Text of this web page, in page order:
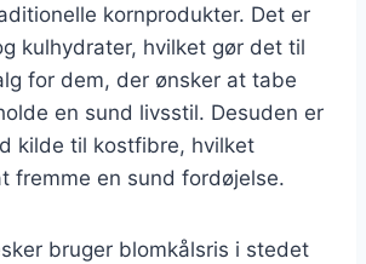
kornprodukter. Det er
kulhydrater, hvilket gør det til
for dem, der ønsker at tabe
en sund livsstil. Desuden er
kilde til kostfibre, hvilket
fremme en sund fordøjelse.
bruger blomkålsris i stedet